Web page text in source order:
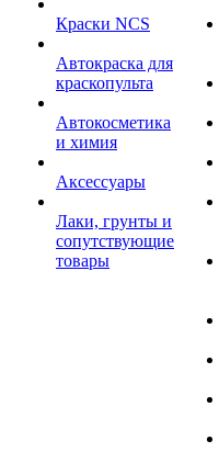
Краски NCS
Автокраска для
краскопульта
Автокосметика
и химия
Аксессуары
Лаки, грунты и
сопутствующие
товары